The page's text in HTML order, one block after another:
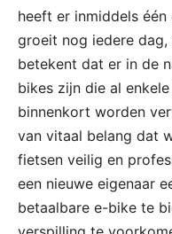
heeft er inmiddels
groeit nog iedere
betekent dat er in de
bikes zijn die al
binnenkort worden
van vitaal belang dat
fietsen veilig en
een nieuwe eigenaar
betaalbare e-bike te